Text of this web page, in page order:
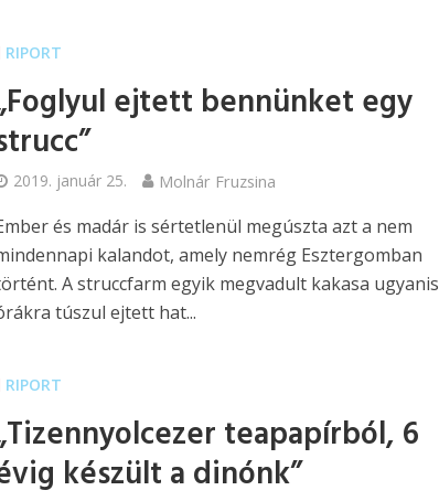
RIPORT
ejtett bennünket egy
2019. január 25. Molnár Fruzsina
és madár is sértetlenül megúszta azt a nem
kalandot, amely nemrég Esztergomban
A struccfarm egyik megvadult kakasa ugyanis
túszul ejtett hat...
RIPORT
teapapírból, 6
készült a dinónk”